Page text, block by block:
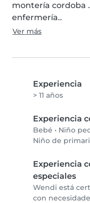
montería cordoba
enfermería..
Ver más
Experiencia
> 11 años
Experiencia
Bebé • Niño
Niño de
Experiencia
especiales
Wendi está
con